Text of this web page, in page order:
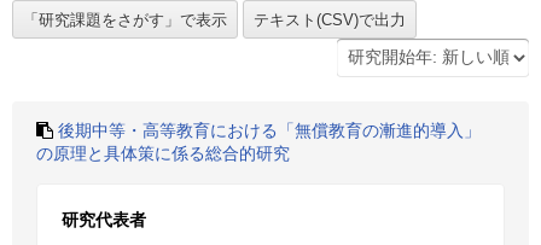
後期中等・高等教育における「無償教育の漸進的導入」
の原理と具体策に係る総合的研究
研究代表者